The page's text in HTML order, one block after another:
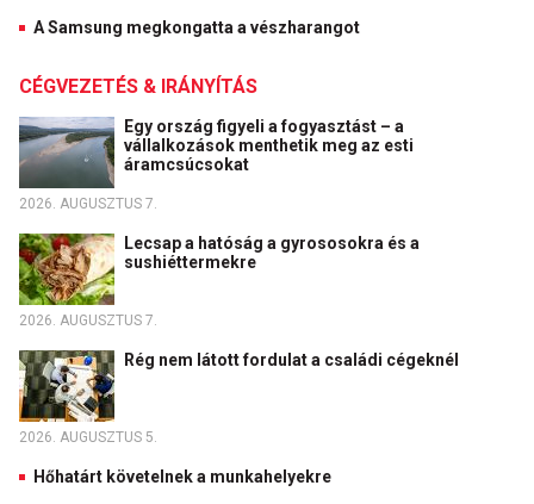
A Samsung megkongatta a vészharangot
CÉGVEZETÉS & IRÁNYÍTÁS
Egy ország figyeli a fogyasztást – a
vállalkozások menthetik meg az esti
áramcsúcsokat
2026. AUGUSZTUS 7.
Lecsap a hatóság a gyrososokra és a
sushiéttermekre
2026. AUGUSZTUS 7.
Rég nem látott fordulat a családi cégeknél
2026. AUGUSZTUS 5.
Hőhatárt követelnek a munkahelyekre